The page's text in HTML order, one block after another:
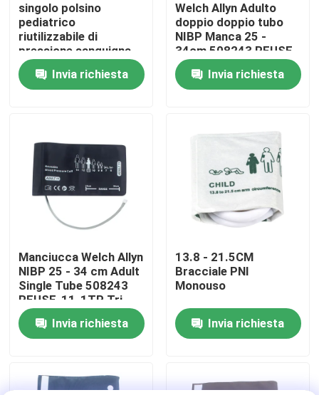
Prodotti
Circa noi
Controllo di qualità
Contattici
Notizie
Casi
Richieda una citazione
Sensore riutilizzabile spO2
singolo polsino
pediatrico
riutilizzabile di
pressione sanguigna
del polsino M1572A di
BP della metropolitana
di 18-26cm
Invia richiesta
Welch Allyn Adulto
doppio doppio tubo
NIBP Manca 25 -
34cm 508243 REUSE-
11-2MQ connettore a
serratura tortuosa
FlexiPort manche di
Invia richiesta
Manciucca Welch Allyn
NIBP 25 - 34 cm Adult
Single Tube 508243
REUSE-11-1TP Tri-
purpose FlexiPort
Manciucca per
pressione sanguigna
Invia richiesta
13.8 - 21.5CM
Bracciale PNI
Monouso
Invia richiesta